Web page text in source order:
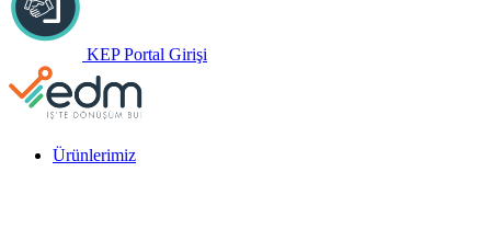
KEP Portal Girişi
Ürünlerimiz